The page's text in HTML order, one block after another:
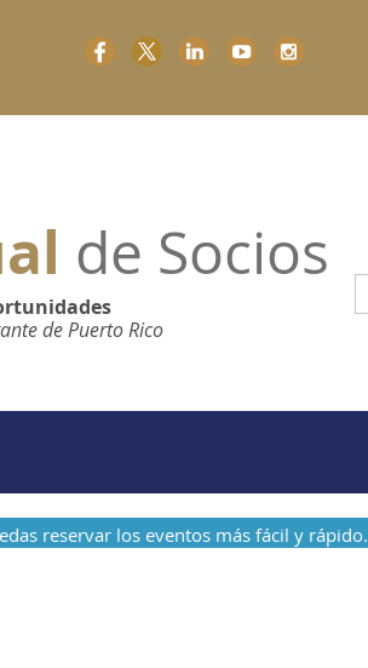
de Socios
de Puerto Rico
reservar los eventos más fácil y rápido.